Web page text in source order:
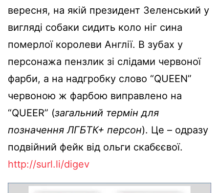
вересня, на якій президент Зеленський у
вигляді собаки сидить коло ніг сина
померлої королеви Англії. В зубах у
персонажа пензлик зі слідами червоної
фарби, а на надгробку слово “QUEEN”
червоною ж фарбою виправлено на
“QUEER” (загальний термін для
позначення ЛГБТК+ персон). Це – одразу
подвійний фейк від ольги скабєєвої.
http://surl.li/digev